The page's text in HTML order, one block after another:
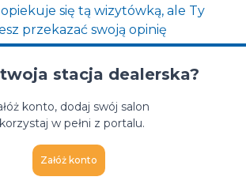
się tą wizytówką, ale Ty
przekazać swoją opinię
stacja dealerska?
konto, dodaj swój salon
w pełni z portalu.
Załóż konto